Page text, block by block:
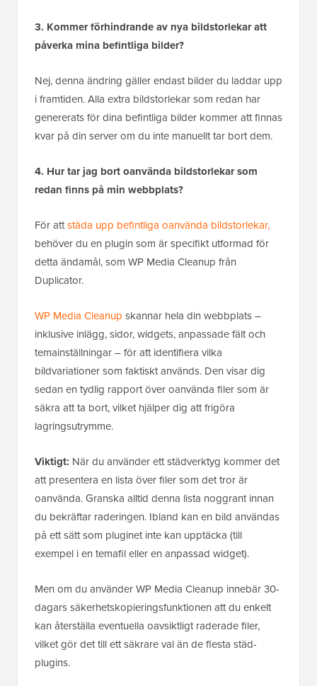
3. Kommer förhindrande av nya bildstorlekar att
påverka mina befintliga bilder?
Nej, denna ändring gäller endast bilder du laddar upp
i framtiden. Alla extra bildstorlekar som redan har
genererats för dina befintliga bilder kommer att finnas
kvar på din server om du inte manuellt tar bort dem.
4. Hur tar jag bort oanvända bildstorlekar som
redan finns på min webbplats?
För attstäda upp befintliga oanvända bildstorlekar,
behöver du en plugin som är specifikt utformad för
detta ändamål, som WP Media Cleanup från
Duplicator.
WP Media Cleanup skannar hela din webbplats –
inklusive inlägg, sidor, widgets, anpassade fält och
temainställningar – för att identifiera vilka
bildvariationer som faktiskt används. Den visar dig
sedan en tydlig rapport över oanvända filer som är
säkra att ta bort, vilket hjälper dig att frigöra
lagringsutrymme.
Viktigt: När du använder ett städverktyg kommer det
att presentera en lista över filer som det tror är
oanvända. Granska alltid denna lista noggrant innan
du bekräftar raderingen. Ibland kan en bild användas
på ett sätt som pluginet inte kan upptäcka (till
exempel i en temafil eller en anpassad widget).
Men om du använder WP Media Cleanup innebär 30-
dagars säkerhetskopieringsfunktionen att du enkelt
kan återställa eventuella oavsiktligt raderade filer,
vilket gör det till ett säkrare val än de flesta städ-
plugins.